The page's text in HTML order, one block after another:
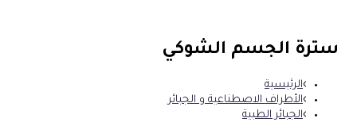
سترة الجسم الشوكي
الرئيسية
الأطراف الاصطناعية و الجبائر
الجبائر الطبية